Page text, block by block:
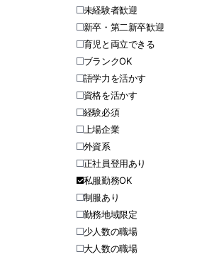
未経験者歓迎
新卒・第二新卒歓迎
育児と両立できる
ブランクOK
語学力を活かす
資格を活かす
経験必須
上場企業
外資系
正社員登用あり
私服勤務OK
制服あり
勤務地域限定
少人数の職場
大人数の職場